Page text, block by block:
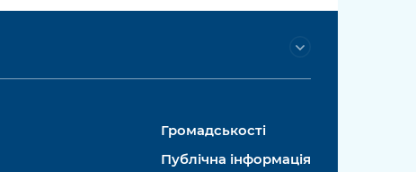
Громадськості
Публічна інформація